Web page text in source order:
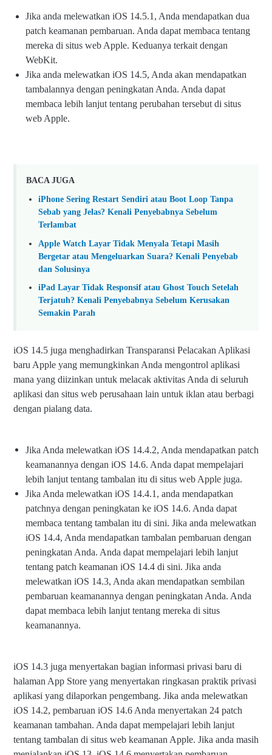
Jika anda melewatkan iOS 14.5.1, Anda mendapatkan dua
patch keamanan pembaruan. Anda dapat membaca tentang
mereka di situs web Apple. Keduanya terkait dengan
WebKit.
Jika anda melewatkan iOS 14.5, Anda akan mendapatkan
tambalannya dengan peningkatan Anda. Anda dapat
membaca lebih lanjut tentang perubahan tersebut di situs
web Apple.
BACA JUGA
iPhone Sering Restart Sendiri atau Boot Loop Tanpa
Sebab yang Jelas? Kenali Penyebabnya Sebelum
Terlambat
Apple Watch Layar Tidak Menyala Tetapi Masih
Bergetar atau Mengeluarkan Suara? Kenali Penyebab
dan Solusinya
iPad Layar Tidak Responsif atau Ghost Touch Setelah
Terjatuh? Kenali Penyebabnya Sebelum Kerusakan
Semakin Parah
iOS 14.5 juga menghadirkan Transparansi Pelacakan Aplikasi
baru Apple yang memungkinkan Anda mengontrol aplikasi
mana yang diizinkan untuk melacak aktivitas Anda di seluruh
aplikasi dan situs web perusahaan lain untuk iklan atau berbagi
dengan pialang data.
Jika Anda melewatkan iOS 14.4.2, Anda mendapatkan patch
keamanannya dengan iOS 14.6. Anda dapat mempelajari
lebih lanjut tentang tambalan itu di situs web Apple juga.
Jika Anda melewatkan iOS 14.4.1, anda mendapatkan
patchnya dengan peningkatan ke iOS 14.6. Anda dapat
membaca tentang tambalan itu di sini. Jika anda melewatkan
iOS 14.4, Anda mendapatkan tambalan pembaruan dengan
peningkatan Anda. Anda dapat mempelajari lebih lanjut
tentang patch keamanan iOS 14.4 di sini. Jika anda
melewatkan iOS 14.3, Anda akan mendapatkan sembilan
pembaruan keamanannya dengan peningkatan Anda. Anda
dapat membaca lebih lanjut tentang mereka di situs
keamanannya.
iOS 14.3 juga menyertakan bagian informasi privasi baru di
halaman App Store yang menyertakan ringkasan praktik privasi
aplikasi yang dilaporkan pengembang. Jika anda melewatkan
iOS 14.2, pembaruan iOS 14.6 Anda menyertakan 24 patch
keamanan tambahan. Anda dapat mempelajari lebih lanjut
tentang tambalan di situs web keamanan Apple. Jika anda masih